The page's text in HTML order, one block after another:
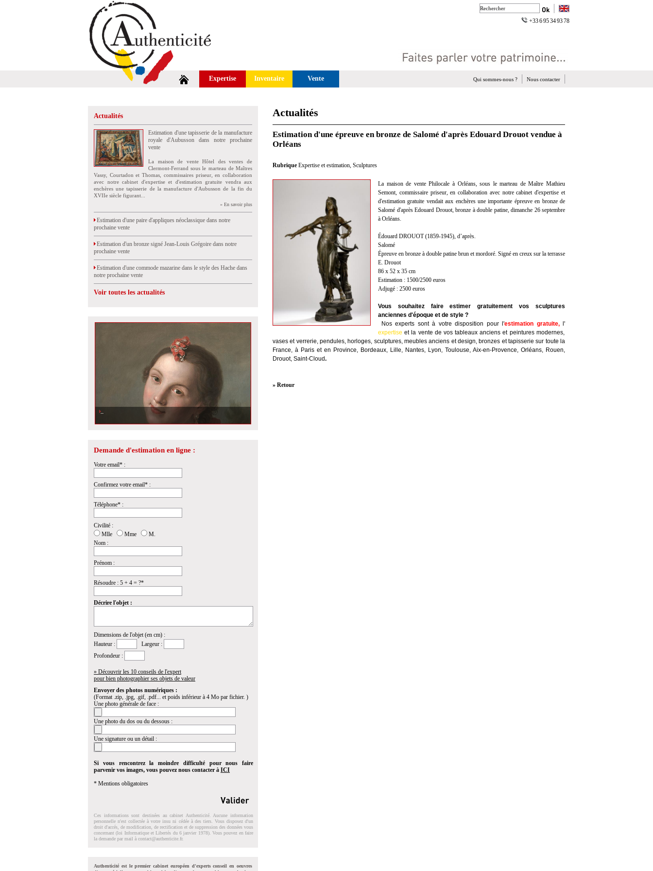
+33 6 95 34 93 78
Expertise Inventaire Vente Nous contacter
Qui sommes-nous ?
Actualités
Estimation d'une tapisserie de la manufacture
royale d'Aubusson dans notre prochaine
vente
La maison de vente Hôtel des ventes de
Clermont-Ferrand sous le marteau de Maîtres
Vassy, Courtadon et Thomas, commissaires priseur, en collaboration
avec notre cabinet d'expertise et d'estimation gratuite vendra aux
enchères une tapisserie de la manufacture d'Aubusson de la fin du
XVIIe siècle figurant...
» En savoir plus
Estimation d'une paire d'appliques néoclassique dans notre
prochaine vente
Estimation d'un bronze signé Jean-Louis Grégoire dans notre
prochaine vente
Estimation d'une commode mazarine dans le style des Hache dans
notre prochaine vente
Voir toutes les actualités
Demande d'estimation en ligne :
Votre email* :
Confirmez votre email* :
Téléphone* :
Civilité :
Mlle
Mme
M.
Nom :
Prénom :
Résoudre : 5 + 4 = ?*
Décrire l'objet :
Dimensions de l'objet (en cm) :
Hauteur :
Largeur :
Profondeur :
» Découvrir les 10 conseils de l'expert
pour bien photographier ses objets de valeur
Envoyer des photos numériques :
(Format .zip, .jpg, .gif, .pdf... et poids inférieur à 4 Mo par fichier. )
Une photo générale de face :
Une photo du dos ou du dessous :
Une signature ou un détail :
Si vous rencontrez la moindre difficulté pour nous faire
parvenir vos images, vous pouvez nous contacter à ICI
* Mentions obligatoires
Ces informations sont destinées au cabinet Authenticité. Aucune information
personnelle n'est collectée à votre insu ni cédée à des tiers. Vous disposez d'un
droit d'accés, de modification, de rectification et de suppression des données vous
concernant (loi Informatique et Libertés du 6 janvier 1978). Vous pouvez en faire
la demande par mail à contact@authenticite.fr.
Authenticité est le premier cabinet européen d'experts conseil en oeuvres
Actualités
Estimation d'une épreuve en bronze de Salomé d'après Edouard Drouot vendue à
Orléans
Rubrique Expertise et estimation, Sculptures
La maison de vente Philocale à Orléans, sous le marteau de Maître Mathieu
Semont, commissaire priseur, en collaboration avec notre cabinet d'expertise et
d'estimation gratuite vendait aux enchères une importante épreuve en bronze de
Salomé d'après Edouard Drouot, bronze à double patine, dimanche 26 septembre
à Orléans.
Édouard DROUOT (1859-1945), d’après.
Salomé
Épreuve en bronze à double patine brun et mordoré. Signé en creux sur la terrasse
E. Drouot
86 x 52 x 35 cm
Estimation : 1500/2500 euros
Adjugé : 2500 euros
Vous souhaitez faire estimer gratuitement vos sculptures
anciennes d'époque et de style ?
Nos experts sont à votre disposition pour l'estimation gratuite,
l'
expertise et la vente de vos tableaux anciens et peintures modernes,
vases et verrerie, pendules, horloges, sculptures, meubles anciens et design, bronzes et tapisserie sur toute la
France, à Paris et en Province, Bordeaux, Lille, Nantes, Lyon, Toulouse, Aix-en-Provence, Orléans, Rouen,
Drouot, Saint-Cloud.
» Retour